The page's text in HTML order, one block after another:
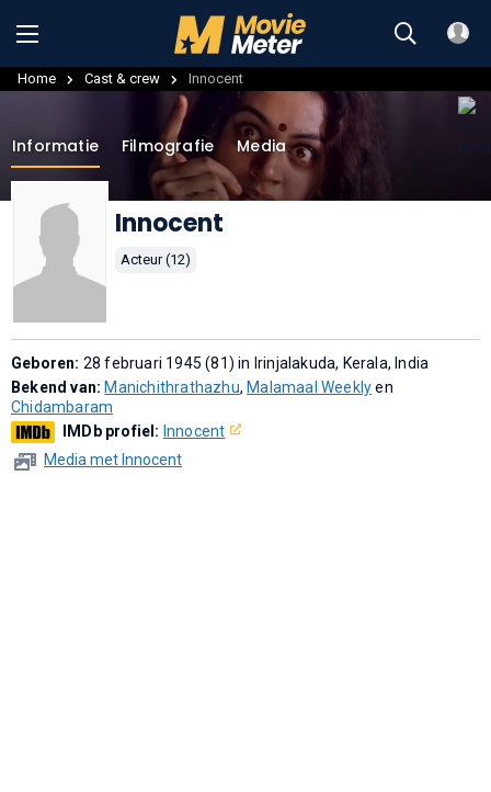
Home Cast & crew Innocent
Informatie Filmografie Media
Innocent
Acteur (12)
Geboren: 28 februari 1945 (81) in Irinjalakuda, Kerala, India
Bekend van: Manichithrathazhu, Malamaal Weeklyen
Chidambaram
IMDb profiel: Innocent
Media met Innocent